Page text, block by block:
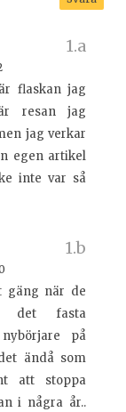
flaskan jag
resan jag
jag verkar
egen artikel
inte var så
gäng när de
det fasta
på
ändå som
att stoppa
i några år..